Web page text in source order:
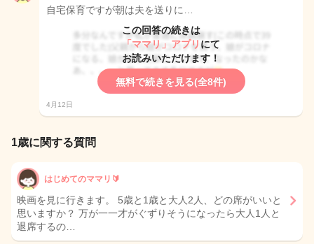
自宅保育ですが朝は夫を送りに…
この回答の続きは
「ママリ」アプリ にて
お読みいただけます！
無料で続きを見る(全8件)
4月12日
1歳に関する質問
はじめてのママリ🔰
映画を見に行きます。 5歳と1歳と大人2人、どの席がいいと
思いますか？ 万が一一才がぐずりそうになったら大人1人と
退席するの…